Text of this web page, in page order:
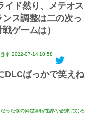
イド然り、メテオス
ス調整は二の次っ
ゲームは）
2022-07-14 10:58
DLCばっかで笑えね
った僕の異世界転性譚/小説家になろ